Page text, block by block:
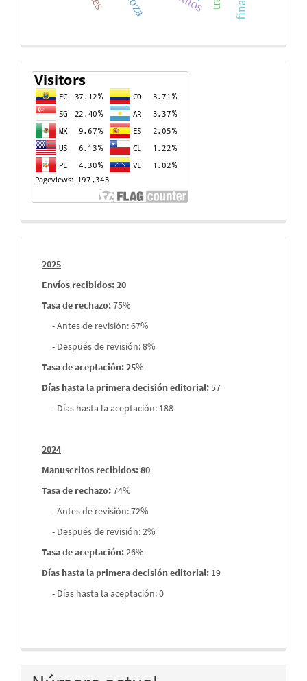
Contador
de
visitas
Informes
envios
2025
Envíos recibidos: 20
Tasa de rechazo:75%
- Antes de revisión: 67%
- Después de revisión: 8%
Tasa de aceptación: 25%
Días hasta la primera decisión editorial:57
- Días hasta la aceptación: 188
2024
Manuscritos recibidos: 80
Tasa de rechazo:74%
- Antes de revisión: 72%
- Después de revisión: 2%
Tasa de aceptación:26%
Días hasta la primera decisión editorial: 19
- Días hasta la aceptación: 0